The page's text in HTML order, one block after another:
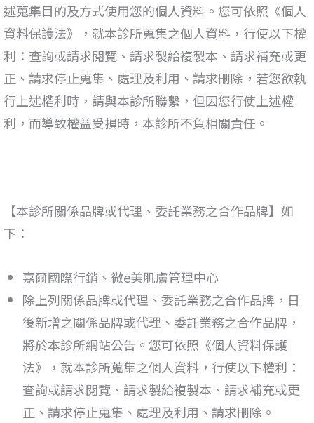
述蒐集目的及方式使用您的個人資料。您可依照《個人
資料保護法》
，就本診所蒐集之個人資料，行使以下權
利：查詢或請求閱覽、請求製給複製本、請求補充或更
正、請求停止蒐集、處理及利用、請求刪除，若您欲執
行上述權利時，請與本診所聯繫，但因您行使上述權
利，而導致權益受損時，本診所不負相關責任。
【本診所關係品牌或代理、委託業務之合作品牌】如
下：
嘉爾國際行銷、微e美肌膚管理中心
除上列關係品牌或代理、委託業務之合作品牌，日
後新增之關係品牌或代理、委託業務之合作品牌，
將於本診所網站公告。您可依照《個人資料保護
法》
，就本診所蒐集之個人資料，行使以下權利：
查詢或請求閱覽、請求製給複製本、請求補充或更
正、請求停止蒐集、處理及利用、請求刪除。